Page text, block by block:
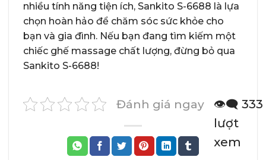
nhiều tính năng tiện ích, Sankito S-6688 là lựa
chọn hoàn hảo để chăm sóc sức khỏe cho
bạn và gia đình. Nếu bạn đang tìm kiếm một
chiếc ghế massage chất lượng, đừng bỏ qua
Sankito S-6688!
Đánh giá ngay
👁️‍🗨️ 333
lượt
xem